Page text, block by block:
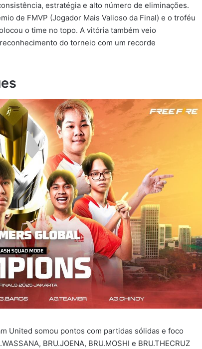
estratégia e alto número de eliminações.
de FMVP (Jogador Mais Valioso da Final) e o troféu
o time no topo. A vitória também veio
do torneio com um recorde
United somou pontos com partidas sólidas e foco
BRU.JOENA, BRU.MOSHI e BRU.THECRUZ